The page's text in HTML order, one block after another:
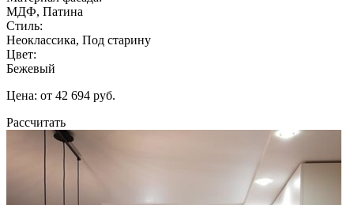
МДФ, Патина
Стиль:
Неоклассика, Под старину
Цвет:
Бежевый
Цена: от 42 694 руб.
Рассчитать